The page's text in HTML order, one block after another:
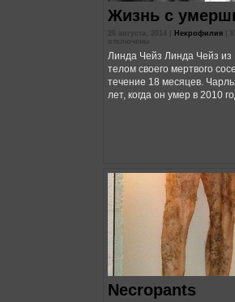
Жизнь с
Некрофилия
отключены
Линда Чейз Линда Чейз из
телом своего мертвого
течение 18 месяцев.
лет, когда он умер в 2010
Necropants